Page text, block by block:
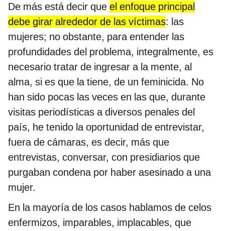
De más está decir que el enfoque principal
debe girar alrededor de las víctimas: las
mujeres; no obstante, para entender las
profundidades del problema, integralmente, es
necesario tratar de ingresar a la mente, al
alma, si es que la tiene, de un feminicida. No
han sido pocas las veces en las que, durante
visitas periodísticas a diversos penales del
país, he tenido la oportunidad de entrevistar,
fuera de cámaras, es decir, más que
entrevistas, conversar, con presidiarios que
purgaban condena por haber asesinado a una
mujer.
En la mayoría de los casos hablamos de celos
enfermizos, imparables, implacables, que